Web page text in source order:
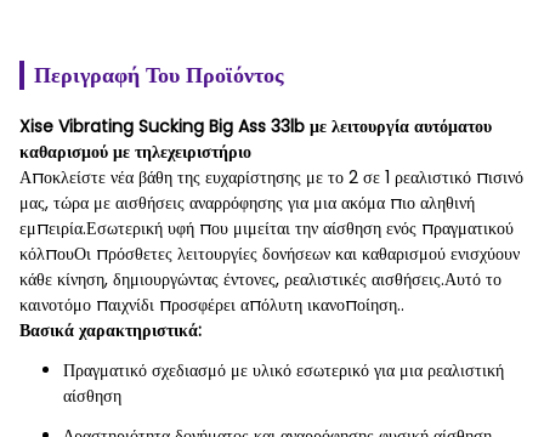
Περιγραφή Του Προϊόντος
Xise Vibrating Sucking Big Ass 33lb με λειτουργία αυτόματου
καθαρισμού με τηλεχειριστήριο
Αποκλείστε νέα βάθη της ευχαρίστησης με το 2 σε 1 ρεαλιστικό πισινό
μας, τώρα με αισθήσεις αναρρόφησης για μια ακόμα πιο αληθινή
εμπειρία.Εσωτερική υφή που μιμείται την αίσθηση ενός πραγματικού
κόλπουΟι πρόσθετες λειτουργίες δονήσεων και καθαρισμού ενισχύουν
κάθε κίνηση, δημιουργώντας έντονες, ρεαλιστικές αισθήσεις.Αυτό το
καινοτόμο παιχνίδι προσφέρει απόλυτη ικανοποίηση..
Βασικά χαρακτηριστικά:
Πραγματικό σχεδιασμό με υλικό εσωτερικό για μια ρεαλιστική
αίσθηση